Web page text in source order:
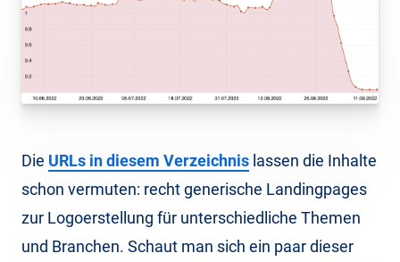
Die URLs in diesem Verzeichnis lassen die Inhalte
schon vermuten: recht generische Landingpages
zur Logoerstellung für unterschiedliche Themen
und Branchen. Schaut man sich ein paar dieser